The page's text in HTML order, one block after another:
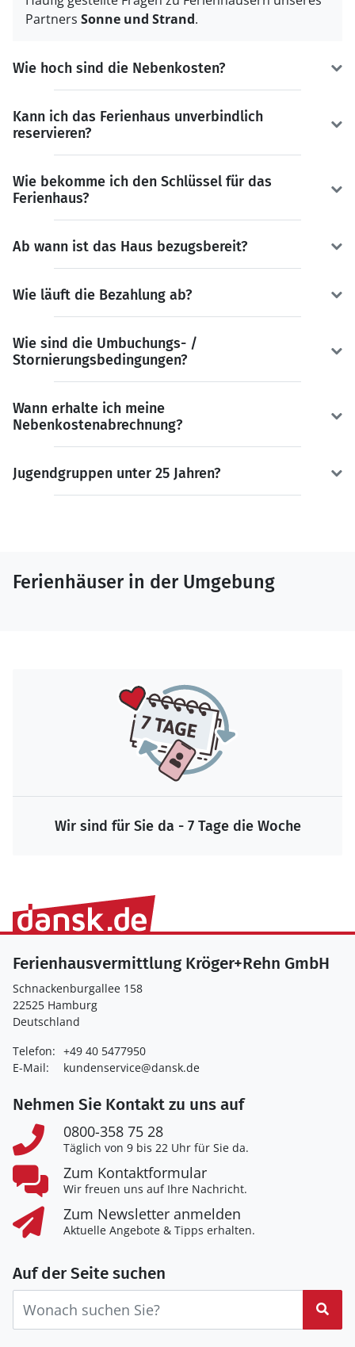
Partners Sonne und Strand.
Wie hoch sind die Nebenkosten?
Kann ich das Ferienhaus unverbindlich
reservieren?
Wie bekomme ich den Schlüssel für das
Ferienhaus?
Ab wann ist das Haus bezugsbereit?
Wie läuft die Bezahlung ab?
Wie sind die Umbuchungs- /
Stornierungsbedingungen?
Wann erhalte ich meine
Nebenkostenabrechnung?
Jugendgruppen unter 25 Jahren?
Ferienhäuser in der Umgebung
Wir sind für Sie da - 7 Tage die Woche
Ferienhausvermittlung Kröger+Rehn GmbH
Schnackenburgallee 158
22525 Hamburg
Deutschland
Telefon: +49 40 5477950
E-Mail:
kundenservice@dansk.de
Nehmen Sie Kontakt zu uns auf
0800-358 75 28
Täglich von 9 bis 22 Uhr für Sie da.
Zum Kontaktformular
Wir freuen uns auf Ihre Nachricht.
Zum Newsletter anmelden
Aktuelle Angebote & Tipps erhalten.
Auf der Seite suchen